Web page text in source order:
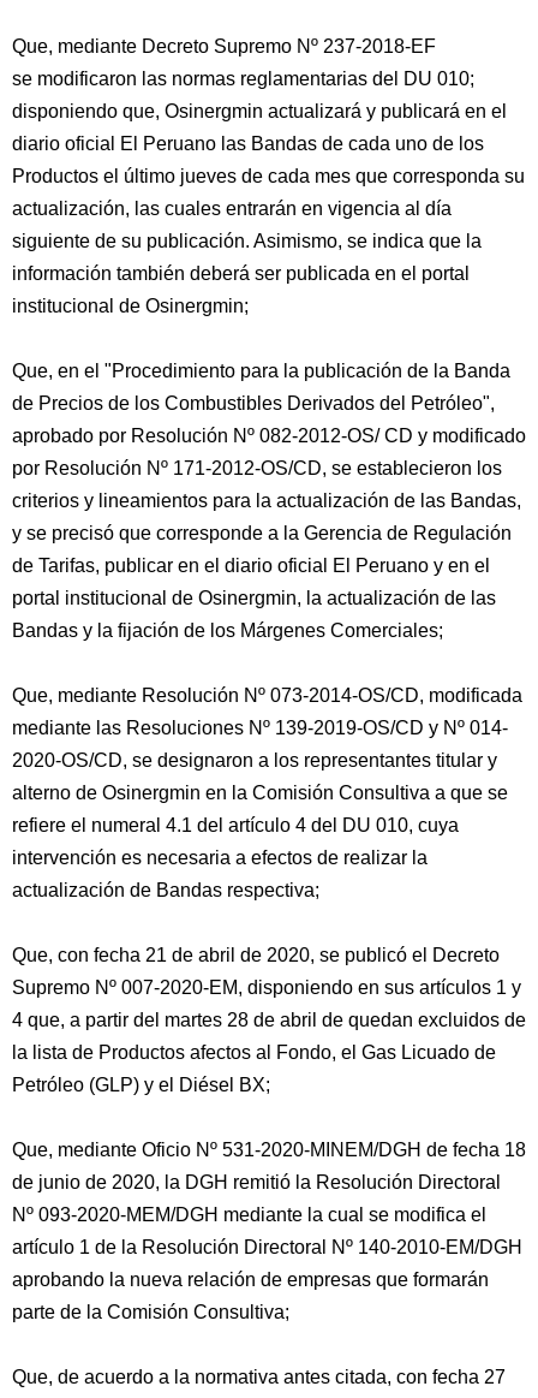
Que, mediante Decreto Supremo Nº 237-2018-EF
se modificaron las normas reglamentarias del DU 010;
disponiendo que, Osinergmin actualizará y publicará en el
diario oficial El Peruano las Bandas de cada uno de los
Productos el último jueves de cada mes que corresponda su
actualización, las cuales entrarán en vigencia al día
siguiente de su publicación. Asimismo, se indica que la
información también deberá ser publicada en el portal
institucional de Osinergmin;
Que, en el "Procedimiento para la publicación de la Banda
de Precios de los Combustibles Derivados del Petróleo",
aprobado por Resolución Nº 082-2012-OS/ CD y modificado
por Resolución Nº 171-2012-OS/CD, se establecieron los
criterios y lineamientos para la actualización de las Bandas,
y se precisó que corresponde a la Gerencia de Regulación
de Tarifas, publicar en el diario oficial El Peruano y en el
portal institucional de Osinergmin, la actualización de las
Bandas y la fijación de los Márgenes Comerciales;
Que, mediante Resolución Nº 073-2014-OS/CD, modificada
mediante las Resoluciones Nº 139-2019-OS/CD y Nº 014-
2020-OS/CD, se designaron a los representantes titular y
alterno de Osinergmin en la Comisión Consultiva a que se
refiere el numeral 4.1 del artículo 4 del DU 010, cuya
intervención es necesaria a efectos de realizar la
actualización de Bandas respectiva;
Que, con fecha 21 de abril de 2020, se publicó el Decreto
Supremo Nº 007-2020-EM, disponiendo en sus artículos 1 y
4 que, a partir del martes 28 de abril de quedan excluidos de
la lista de Productos afectos al Fondo, el Gas Licuado de
Petróleo (GLP) y el Diésel BX;
Que, mediante Oficio Nº 531-2020-MINEM/DGH de fecha 18
de junio de 2020, la DGH remitió la Resolución Directoral
Nº 093-2020-MEM/DGH mediante la cual se modifica el
artículo 1 de la Resolución Directoral Nº 140-2010-EM/DGH
aprobando la nueva relación de empresas que formarán
parte de la Comisión Consultiva;
Que, de acuerdo a la normativa antes citada, con fecha 27